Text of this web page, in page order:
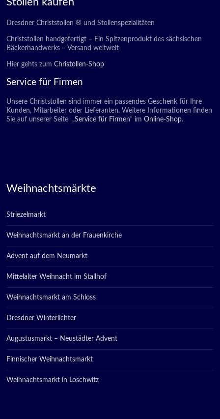
Dresdner Christstollen ® und Stollenspezialitäten
Christstollen handgefertigt – Ein Spitzenprodukt des sächsischen
Bäckerhandwerks – Versand weltweit
Hier gehts zumChristollen-Shop
Service für Firmen
Unsere Christstollen sind immer ein passendes Geschenk für Ihre
Kunden, Mitarbeiter oder Lieferanten. Weitere Informationen finden
Sie auf unserer Seite
„Service für Firmen“ im Online-Shop.
Weihnachtsmärkte
Striezelmarkt
Weihnachtsmarkt an der Frauenkirche
Advent auf dem Neumarkt
Mittelalter Weihnacht im Stallhof
Weihnachtsmarkt am Schloss
Dresdner Winterlichter
Augustusmarkt – Neustädter Advent
Finnischer Weihnachtsmarkt
Weihnachtsmarkt in Loschwitz